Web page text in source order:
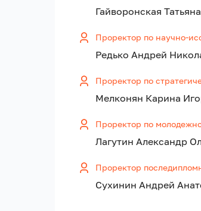
Гайворонская
Проректор по научно-
Редько Андрей
Проректор по
Мелконян Карина
Проректор по
Лагутин Александр
Проректор
Сухинин Андрей